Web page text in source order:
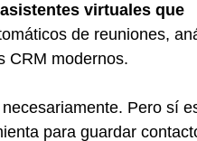
asistentes virtuales que
de reuniones,
CRM modernos.
Pero sí
para guardar